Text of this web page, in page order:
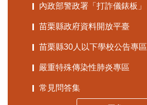
內政部警政署「打詐儀錶板」
苗栗縣政府資料開放平臺
苗栗縣30人以下學校公告專區
嚴重特殊傳染性肺炎專區
常見問答集